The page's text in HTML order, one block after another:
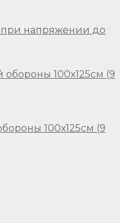
при напряжении до
100х125см (9